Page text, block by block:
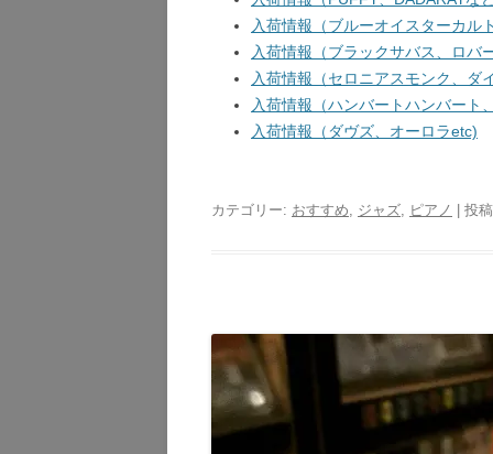
入荷情報（ブルーオイスターカ
入荷情報（ブラックサバス、ロバ
入荷情報（セロニアスモンク、ダ
入荷情報（ハンバートハンバート
入荷情報（ダヴズ、オーロラetc)
カテゴリー: おすすめ, ジャズ, ピアノ | 投